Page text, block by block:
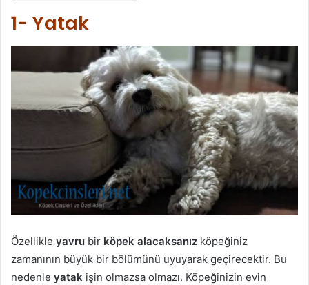
1- Yatak
Özellikle yavru bir köpek alacaksanız köpeğiniz
zamanının büyük bir bölümünü uyuyarak geçirecektir. Bu
nedenle yatak işin olmazsa olmazı. Köpeğinizin evin